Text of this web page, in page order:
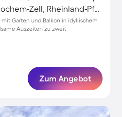
Müden (Mosel), Cochem-Zell, Rheinland-Pfalz
Garten und Balkon in idyllischem
Auszeiten zu zweit
Zum Angebot